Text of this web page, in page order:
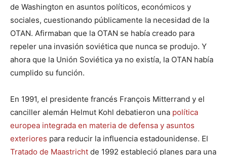
de Washington en asuntos políticos, económicos y
sociales, cuestionando públicamente la necesidad de la
OTAN. Afirmaban que la OTAN se había creado para
repeler una invasión soviética que nunca se produjo. Y
ahora que la Unión Soviética ya no existía, la OTAN había
cumplido su función.
En 1991, el presidente francés François Mitterrand y el
canciller alemán Helmut Kohl debatieron una política
europea integrada en materia de defensa y asuntos
exteriores para reducir la influencia estadounidense. El
Tratado de Maastricht de 1992 estableció planes para una